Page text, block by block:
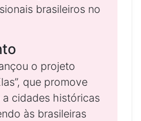
brasileiros no
o projeto
que promove
cidades históricas
às brasileiras